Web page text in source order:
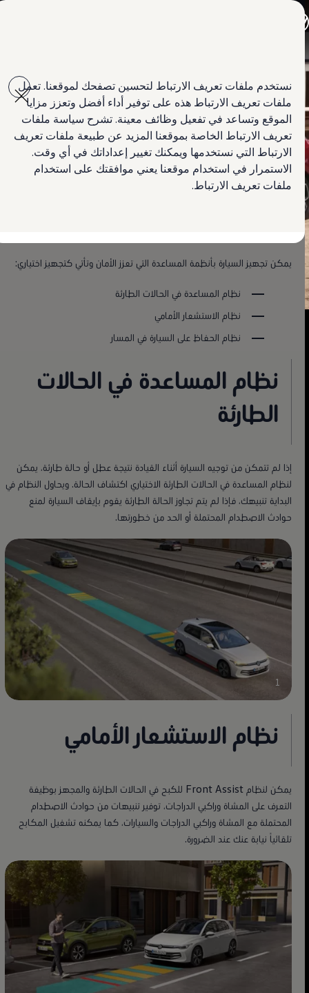
نستخدم ملفات تعريف الارتباط لتحسين تصفحك لموقعنا. تعمل
ملفات تعريف الارتباط هذه على توفير أداء أفضل وتعزز مزايا
الموقع وتساعد في تفعيل وظائف معينة. تشرح سياسة ملفات
تعريف الارتباط الخاصة بموقعنا المزيد عن طبيعة ملفات تعريف
الارتباط التي نستخدمها ويمكنك تغيير إعداداتك في أي وقت.
الاستمرار في استخدام موقعنا يعني موافقتك على استخدام
ملفات تعريف الارتباط.
main
content
footer
الكويت
لبنان
سلطنة عمان
دولة قطر
المملكة العربية السعودية
لماذا فولكس واجن؟
أخبار
ابحث عن وكيل Volkswagen
سيارة جولف GTI الجديدة
قوة أكبر، تقنية أفضل، بسعر جديد ومذهل.
معلومات عن أنظمة المساعدة التي تعزز الأمان
نظرة عامة على أنظمة
المساعدة التي تعزز الأمان في
يمكن تجهيز السيارة بأنظمة المساعدة التي تعزز الأمان وتأتي كتجهيز اختياري:
نظام المساعدة في الحالات الطارئة
نظام الاستشعار الأمامي
نظام الحفاظ على السيارة في المسار
نظام المساعدة في الحالات
الطارئة
إذا لم تتمكن من توجيه السيارة أثناء القيادة نتيجة عطل أو حالة طارئة، يمكن
لنظام المساعدة في الحالات الطارئة الاختياري اكتشاف الحالة. ويحاول النظام في
البداية تنبيهك، فإذا لم يتم تجاوز الحالة الطارئة يقوم بإيقاف السيارة لمنع
حوادث الاصطدام المحتملة أو الحد من خطورتها.
نظام الاستشعار الأمامي
يمكن لنظام Front Assist للكبح في الحالات الطارئة والمجهز بوظيفة
التعرف على المشاة وراكبي الدراجات، توفير تنبيهات من حوادث الاصطدام
المحتملة مع المشاة وراكبي الدراجات والسيارات، كما يمكنه تشغيل المكابح
تلقائياً نيابة عنك عند الضرورة.